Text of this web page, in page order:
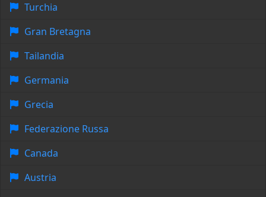
Turchia
Gran Bretagna
Tailandia
Germania
Grecia
Federazione Russa
Canada
Austria